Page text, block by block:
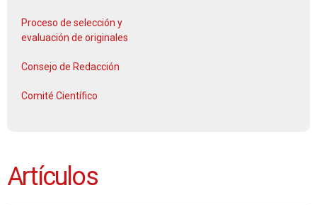
Proceso de selección y
evaluación de originales
Consejo de Redacción
Comité Científico
Artículos